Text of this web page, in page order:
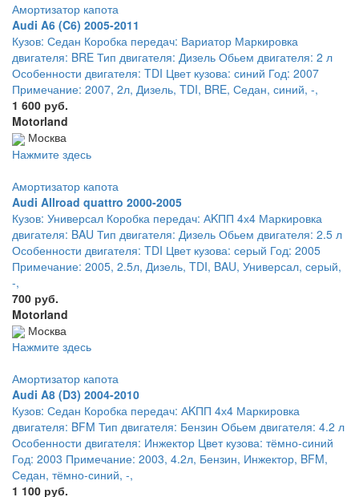
Амортизатор капота
Audi A6 (C6) 2005-2011
Кузов: Седан Коробка передач: Вариатор Маркировка
двигателя: BRE Тип двигателя: Дизель Обьем двигателя: 2 л
Особенности двигателя: TDI Цвет кузова: синий Год: 2007
Примечание: 2007, 2л, Дизель, TDI, BRE, Седан, синий, -,
1 600 руб.
Motorland
Москва
Нажмите здесь
Амортизатор капота
Audi Allroad quattro 2000-2005
Кузов: Универсал Коробка передач: АKПП 4х4 Маркировка
двигателя: BAU Тип двигателя: Дизель Обьем двигателя: 2.5 л
Особенности двигателя: TDI Цвет кузова: серый Год: 2005
Примечание: 2005, 2.5л, Дизель, TDI, BAU, Универсал, серый,
-,
700 руб.
Motorland
Москва
Нажмите здесь
Амортизатор капота
Audi A8 (D3) 2004-2010
Кузов: Седан Коробка передач: АKПП 4х4 Маркировка
двигателя: BFM Тип двигателя: Бензин Обьем двигателя: 4.2 л
Особенности двигателя: Инжектор Цвет кузова: тёмно-синий
Год: 2003 Примечание: 2003, 4.2л, Бензин, Инжектор, BFM,
Седан, тёмно-синий, -,
1 100 руб.